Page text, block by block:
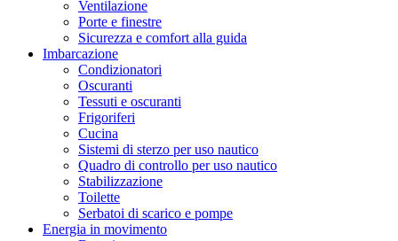
Ventilazione
Porte e finestre
Sicurezza e comfort alla guida
Imbarcazione
Condizionatori
Oscuranti
Tessuti e oscuranti
Frigoriferi
Cucina
Sistemi di sterzo per uso nautico
Quadro di controllo per uso nautico
Stabilizzazione
Toilette
Serbatoi di scarico e pompe
Energia in movimento